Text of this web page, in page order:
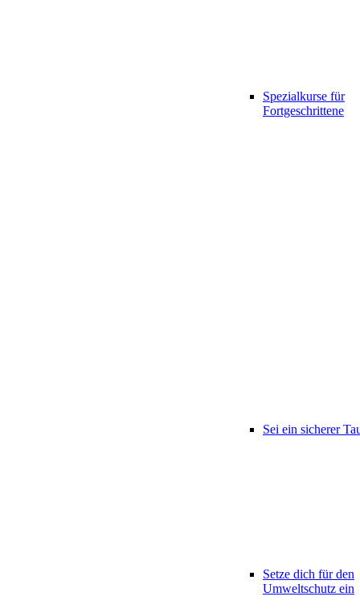
Spezialkurse für
Fortgeschrittene
Sei ein sicherer
Setze dich für den
Umweltschutz ein